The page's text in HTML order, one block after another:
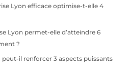
Lyon efficace optimise-t-elle 4
Lyon permet-elle d’atteindre 6
?
il renforcer 3 aspects puissants